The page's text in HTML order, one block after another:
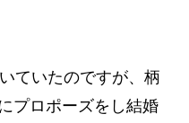
ていたのですが、柄
プロポーズをし結婚